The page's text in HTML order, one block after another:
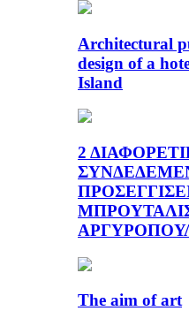
Architectural
design of a
Island
2
The aim of art